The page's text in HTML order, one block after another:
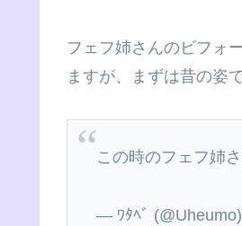
フェフ姉さんのビフォ
ますが、まずは昔の姿
この時のフェフ姉
— ﾜﾀﾍﾞ